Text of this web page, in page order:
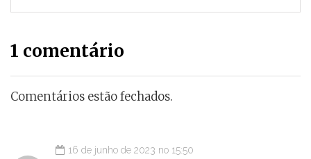
1 comentário
Comentários estão fechados.
16 de junho de 2023 no 15:50